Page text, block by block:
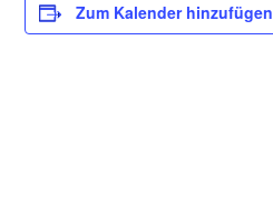
Zum Kalender hinzufügen